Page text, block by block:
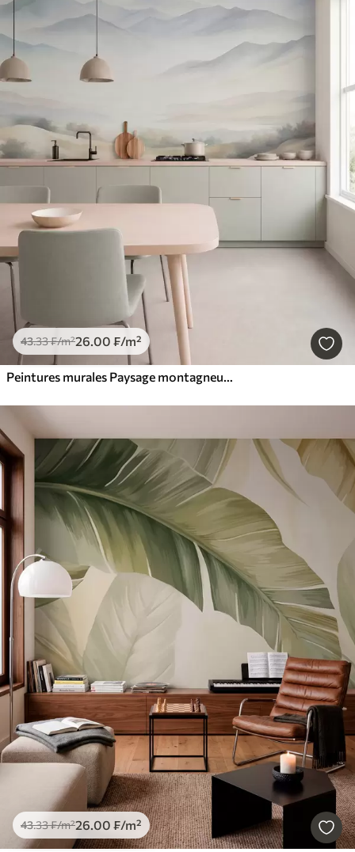
43.33₣/m²26.00 ₣/m²
Peintures murales Paysage montagneux aux reliefs variés
43.33₣/m²26.00 ₣/m²